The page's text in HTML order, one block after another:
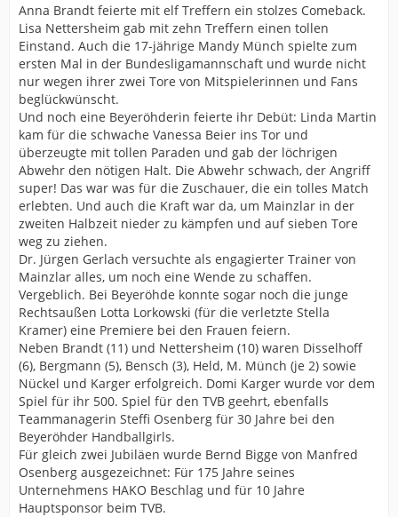
Anna Brandt feierte mit elf Treffern ein stolzes Comeback.
Lisa Nettersheim gab mit zehn Treffern einen tollen
Einstand. Auch die 17-jährige Mandy Münch spielte zum
ersten Mal in der Bundesligamannschaft und wurde nicht
nur wegen ihrer zwei Tore von Mitspielerinnen und Fans
beglückwünscht.
Und noch eine Beyeröhderin feierte ihr Debüt: Linda Martin
kam für die schwache Vanessa Beier ins Tor und
überzeugte mit tollen Paraden und gab der löchrigen
Abwehr den nötigen Halt. Die Abwehr schwach, der Angriff
super! Das war was für die Zuschauer, die ein tolles Match
erlebten. Und auch die Kraft war da, um Mainzlar in der
zweiten Halbzeit nieder zu kämpfen und auf sieben Tore
weg zu ziehen.
Dr. Jürgen Gerlach versuchte als engagierter Trainer von
Mainzlar alles, um noch eine Wende zu schaffen.
Vergeblich. Bei Beyeröhde konnte sogar noch die junge
Rechtsaußen Lotta Lorkowski (für die verletzte Stella
Kramer) eine Premiere bei den Frauen feiern.
Neben Brandt (11) und Nettersheim (10) waren Disselhoff
(6), Bergmann (5), Bensch (3), Held, M. Münch (je 2) sowie
Nückel und Karger erfolgreich. Domi Karger wurde vor dem
Spiel für ihr 500. Spiel für den TVB geehrt, ebenfalls
Teammanagerin Steffi Osenberg für 30 Jahre bei den
Beyeröhder Handballgirls.
Für gleich zwei Jubiläen wurde Bernd Bigge von Manfred
Osenberg ausgezeichnet: Für 175 Jahre seines
Unternehmens HAKO Beschlag und für 10 Jahre
Hauptsponsor beim TVB.